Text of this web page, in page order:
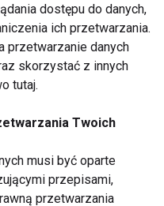
przepełnione
łososia
Mamy na to
-
dostępu do danych,
ich przetwarzania.
przetwarzanie danych
skorzystać z innych
tutaj.
Twoich
musi być oparte
przepisami,
przetwarzania